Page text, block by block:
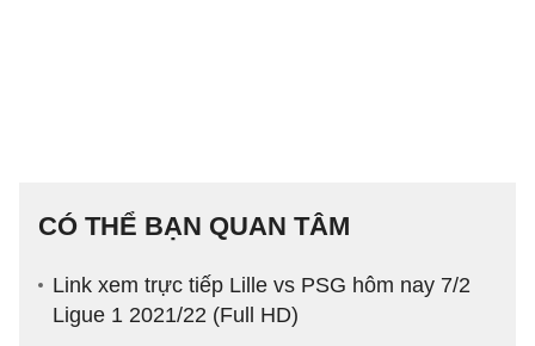
CÓ THỂ BẠN QUAN TÂM
Link xem trực tiếp Lille vs PSG hôm nay 7/2
Ligue 1 2021/22 (Full HD)